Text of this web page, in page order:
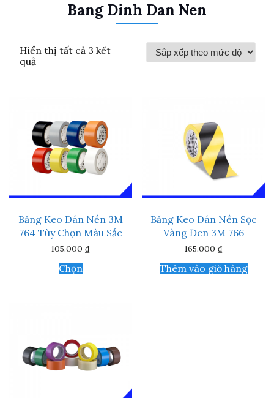
Bang Dinh Dan Nen
Hiển thị tất cả 3 kết
quả
phổ
biến
Băng Keo Dán Nền 3M
764 Tùy Chọn Màu Sắc
105.000₫
ChọnSản
phẩm
Các
tùy
chọn
có
Băng Keo Dán Nền Sọc
Vàng Đen 3M 766
165.000₫
Thêm vào giỏ hàng